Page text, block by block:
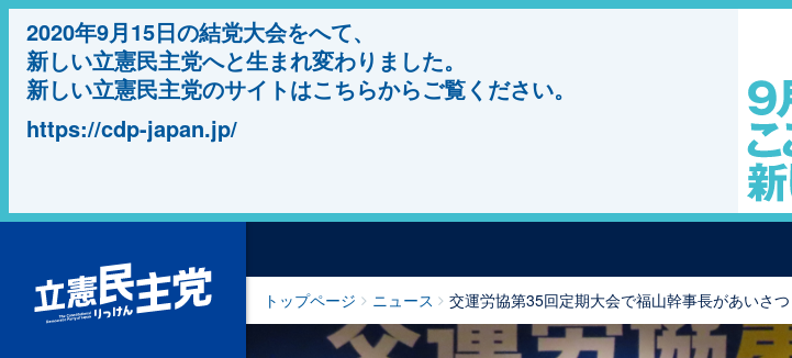
2020年9月15日の結党大会をへて、
新しい立憲民主党へと生まれ変わりました。
新しい立憲民主党のサイトはこちらからご覧ください。
https://cdp-japan.jp/
トップページ ニュース 交運労協第35回定期大会で福山幹事長があいさつ